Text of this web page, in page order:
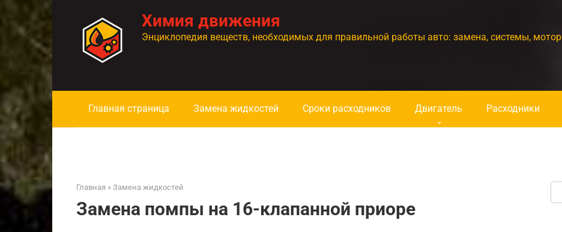
контенту
Химия движения
Энциклопедия веществ, необходимых для правильной работы авто: замена, системы, мотор
Главная страница Замена жидкостей Сроки расходников Двигатель Расходники
Главная » Замена жидкостей
Замена помпы на 16-клапанной приоре